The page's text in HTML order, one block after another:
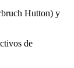
Hutton) y
de